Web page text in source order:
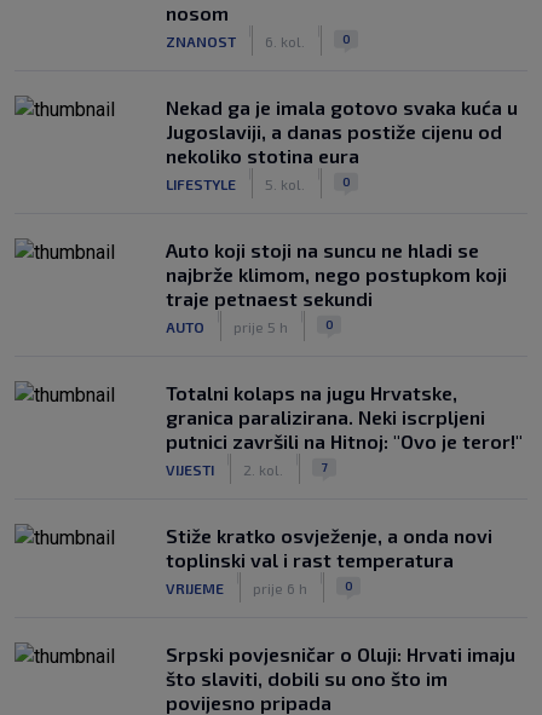
nosom
ZNANOST 6. kol. 0
Nekad ga je imala gotovo svaka kuća u
Jugoslaviji, a danas postiže cijenu od
nekoliko stotina eura
LIFESTYLE 5. kol. 0
Auto koji stoji na suncu ne hladi se
najbrže klimom, nego postupkom koji
traje petnaest sekundi
AUTO prije 5 h 0
Totalni kolaps na jugu Hrvatske,
granica paralizirana. Neki iscrpljeni
putnici završili na Hitnoj: "Ovo je teror!"
VIJESTI 2. kol. 7
Stiže kratko osvježenje, a onda novi
toplinski val i rast temperatura
VRIJEME prije 6 h 0
Srpski povjesničar o Oluji: Hrvati imaju
što slaviti, dobili su ono što im
povijesno pripada